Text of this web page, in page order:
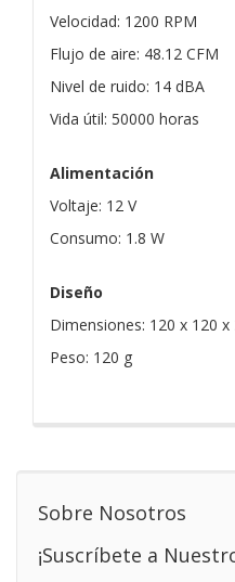
Velocidad: 1200 RPM
Flujo de aire: 48.12 CFM
Nivel de ruido: 14 dBA
Vida útil: 50000 horas
Alimentación
Voltaje: 12 V
Consumo: 1.8 W
Diseño
Dimensiones: 120 x 120 x
Peso: 120 g
Sobre Nosotros
¡Suscríbete a